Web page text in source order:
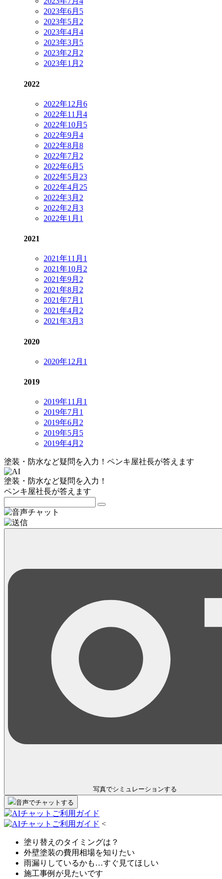
2023年6月 5
2023年5月 2
2023年4月 4
2023年3月 5
2023年2月 2
2023年1月 2
2022
2022年12月 6
2022年11月 4
2022年10月 5
2022年9月 4
2022年8月 8
2022年7月 2
2022年6月 5
2022年5月 23
2022年4月 25
2022年3月 2
2022年2月 3
2022年1月 1
2021
2021年11月 1
2021年10月 2
2021年9月 2
2021年8月 2
2021年7月 1
2021年4月 2
2021年3月 3
2020
2020年12月 1
2019
2019年11月 1
2019年7月 1
2019年6月 2
2019年5月 5
2019年4月 2
塗装・防水など疑問を入力！ ペンキ屋社長が答えます
塗装・防水など疑問を入力！
ペンキ屋社長が答えます
写真でシミュレーションする
音声でチャット する
<
塗り替えのタイミングは？
外壁塗装の費用相場を知りたい
雨漏りしているかも…すぐ見てほしい
施工事例が見たいです